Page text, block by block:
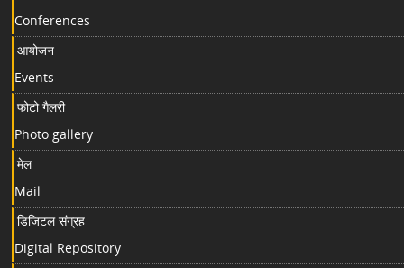
Conferences
आयोजन
Events
फोटो गैलरी
Photo gallery
मेल
Mail
डिजिटल संग्रह
Digital Repository